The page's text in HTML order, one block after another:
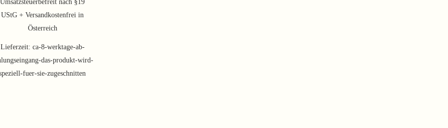
114,00 € 94,62 €.
UStG + Versandkostenfrei in
Österreich
Lieferzeit: ca-8-werktage-ab-
das-produkt-wird-
fuer-sie-zugeschnitten